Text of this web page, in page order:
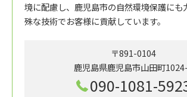
境に配慮し、鹿児島市の自然環境保護にも
殊な技術でお客様に貢献しています。
〒891-0104
鹿児島県鹿児島市山田町
090-1081-